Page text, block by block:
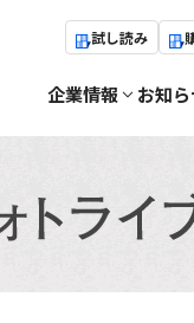
試し読み
企業情報 お知